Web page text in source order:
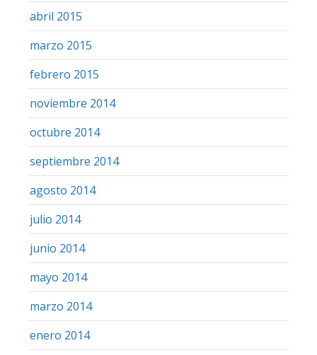
abril 2015
marzo 2015
febrero 2015
noviembre 2014
octubre 2014
septiembre 2014
agosto 2014
julio 2014
junio 2014
mayo 2014
marzo 2014
enero 2014